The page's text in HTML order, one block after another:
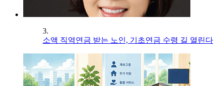
3.
소액 직역연금 받는 노인, 기초연금 수령 길 열린다